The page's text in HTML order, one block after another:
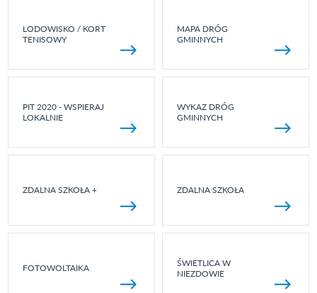
LODOWISKO / KORT
TENISOWY
MAPA DRÓG
GMINNYCH
PIT 2020 - WSPIERAJ
LOKALNIE
WYKAZ DRÓG
GMINNYCH
ZDALNA SZKOŁA + ZDALNA SZKOŁA
FOTOWOLTAIKA
ŚWIETLICA W
NIEZDOWIE